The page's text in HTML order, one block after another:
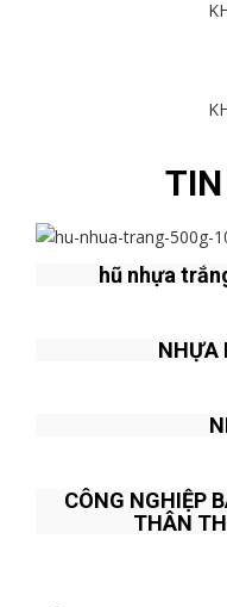
hũ nhựa
NHỰA
CÔNG NGHIỆP
THÂN